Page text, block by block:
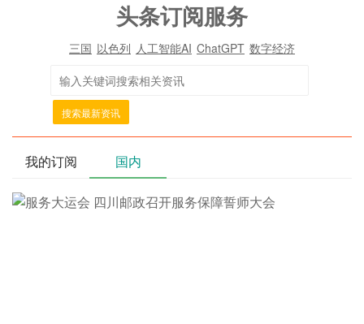
头条订阅服务
三国 以色列 人工智能AI ChatGPT 数字经济
搜索最新资讯
我的订阅 国内